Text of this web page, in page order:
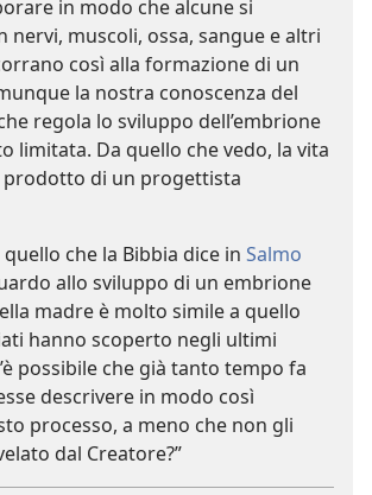
in modo che alcune si
muscoli, ossa, sangue e altri
così alla formazione di un
la nostra conoscenza del
regola lo sviluppo dell’embrione
limitata. Da quello che vedo, la vita
prodotto di un progettista
quello che la Bibbia dice in Salmo
allo sviluppo di un embrione
madre è molto simile a quello
hanno scoperto negli ultimi
possibile che già tanto tempo fa
descrivere in modo così
processo, a meno che non gli
dal Creatore?”